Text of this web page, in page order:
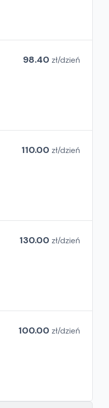
98.40 zł/dzień
110.00 zł/dzień
130.00 zł/dzień
100.00 zł/dzień